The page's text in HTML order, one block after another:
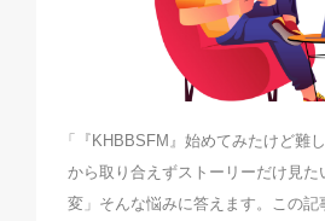
「『KHBBSFM』始めてみたけど難
から取り合えずストーリーだけ見
変」そんな悩みに答えます。この